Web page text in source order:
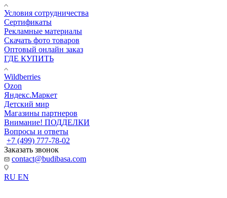
Условия сотрудничества
Сертификаты
Рекламные материалы
Скачать фото товаров
Оптовый онлайн заказ
ГДЕ КУПИТЬ
Wildberries
Ozon
Яндекс.Маркет
Детский мир
Магазины партнеров
Внимание! ПОДДЕЛКИ
Вопросы и ответы
+7 (499) 777-78-02
Заказать звонок
contact@budibasa.com
RU EN